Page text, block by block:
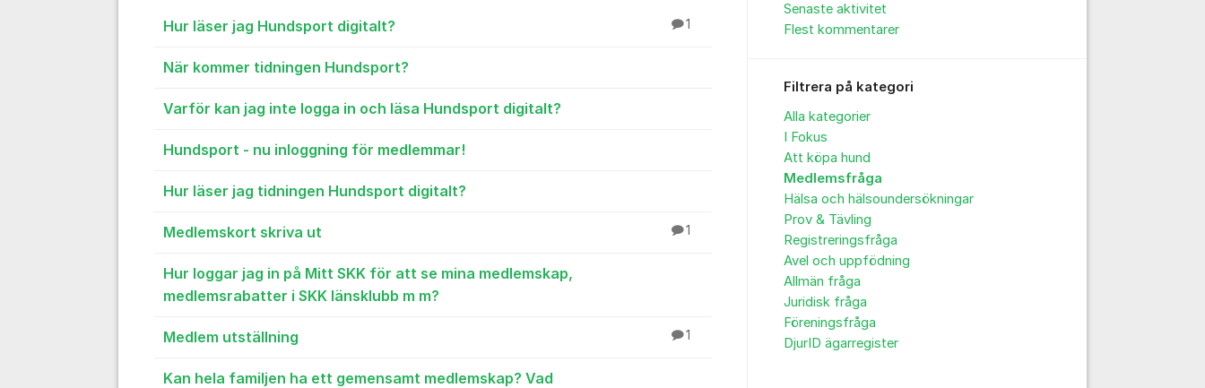
Alla inlägg
Hur läser jag Hundsport digitalt? 1
När kommer tidningen Hundsport?
Varför kan jag inte logga in och läsa Hundsport digitalt?
Hundsport - nu inloggning för medlemmar!
Hur läser jag tidningen Hundsport digitalt?
Medlemskort skriva ut 1
Hur loggar jag in på Mitt SKK för att se mina medlemskap,
medlemsrabatter i SKK länsklubb m m?
Medlem utställning 1
Kan hela familjen ha ett gemensamt medlemskap? Vad
Senaste aktivitet
Flest kommentarer
Filtrera på kategori
Alla kategorier
I Fokus
Att köpa hund
Medlemsfråga
Hälsa och hälsoundersökningar
Prov & Tävling
Registreringsfråga
Avel och uppfödning
Allmän fråga
Juridisk fråga
Föreningsfråga
DjurID ägarregister